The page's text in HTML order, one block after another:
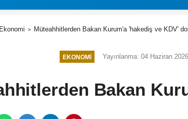
Ekonomi Müteahhitlerden Bakan Kurum'a 'hakediş ve KDV'
EKONOMI Yayınlanma: 04 Haziran
Bakan